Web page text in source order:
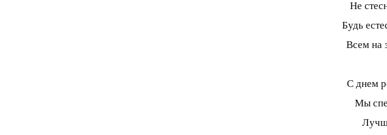
Не
Будь
Всем на
С днем
Мы